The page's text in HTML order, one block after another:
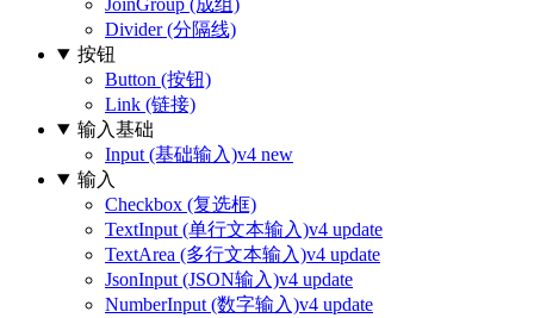
JoinGroup (成组)
Divider (分隔线)
按钮
Button (按钮)
Link (链接)
输入基础
Input (基础输入)v4 new
输入
Checkbox (复选框)
TextInput (单行文本输入)v4 update
TextArea (多行文本输入)v4 update
JsonInput (JSON输入)v4 update
NumberInput (数字输入)v4 update